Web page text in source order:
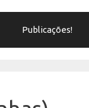
Publicações!